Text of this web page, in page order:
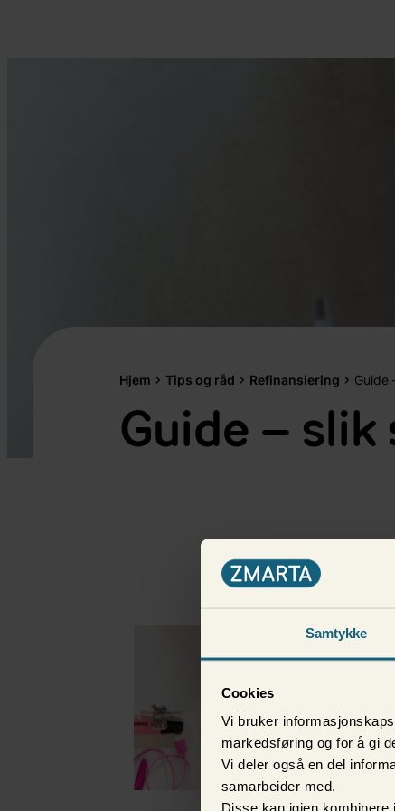
Samtykke
Cookies
Vi bruker
markedsføring og for å gi
Vi deler også en del
samarbeider med.
Disse kan igjen
Hjem Tips og råd Refinansiering Guide
Guide – slik
Flere i samme